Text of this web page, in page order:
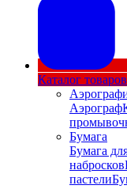
Каталог товаров
Аэрограф
Бумага
Бумага
набросков
пастели